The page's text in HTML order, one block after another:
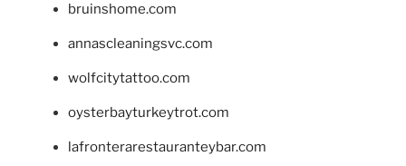
bruinshome.com
annascleaningsvc.com
wolfcitytattoo.com
oysterbayturkeytrot.com
lafronterarestauranteybar.com